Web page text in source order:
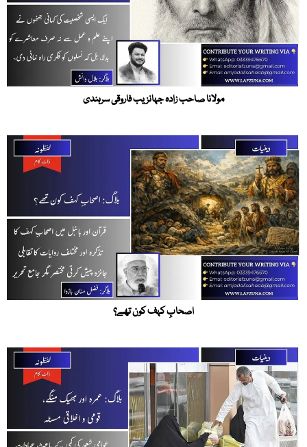
مولانا صاحب زادہ جہانزیب فاروقی سرہندی
اصحابِ کہف کون تھے؟